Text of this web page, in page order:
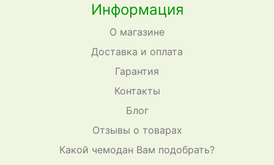
Информация
О магазине
Доставка и оплата
Гарантия
Контакты
Блог
Отзывы о товарах
Какой чемодан Вам подобрать?